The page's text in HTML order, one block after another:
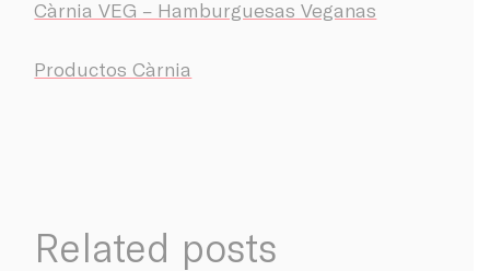
Càrnia VEG – Hamburguesas Veganas
Productos Càrnia
Related posts